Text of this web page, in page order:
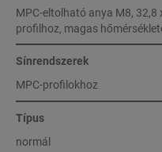
MPC-eltolható anya M8,
profilhoz, magas
Sínrendszerek
MPC-profilokhoz
Típus
normál